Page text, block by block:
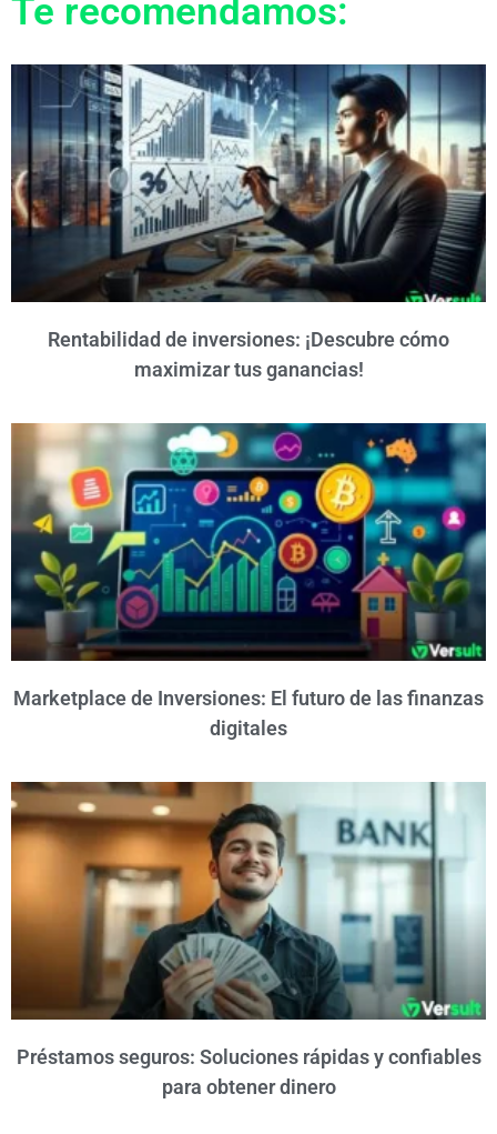
Te recomendamos:
Rentabilidad de inversiones: ¡Descubre cómo
maximizar tus ganancias!
Marketplace de Inversiones: El futuro de las finanzas
digitales
Préstamos seguros: Soluciones rápidas y confiables
para obtener dinero